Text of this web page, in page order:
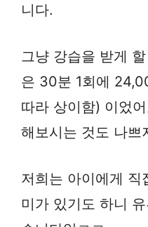
니다.
그냥 강습을 받게
은 30분 1회에
따라 상이함) 이었
해보시는 것도 나쁘
저희는 아이에게 직
미가 있기도 하니